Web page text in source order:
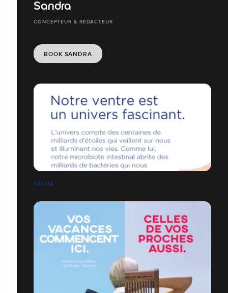
Sandra
CONCEPTEUR & RÉDACTEUR
BOOK SANDRA
GALLIA